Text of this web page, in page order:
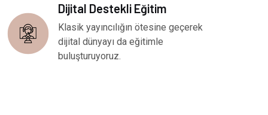
Dijital Destekli Eğitim
Klasik yayıncılığın ötesine geçerek
dijital dünyayı da eğitimle
buluşturuyoruz.